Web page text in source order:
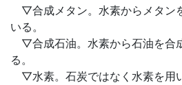
▽合成メタン。水素からメタン
いる。
▽合成石油。水素から石油を合
る。
▽水素。石炭ではなく水素を用